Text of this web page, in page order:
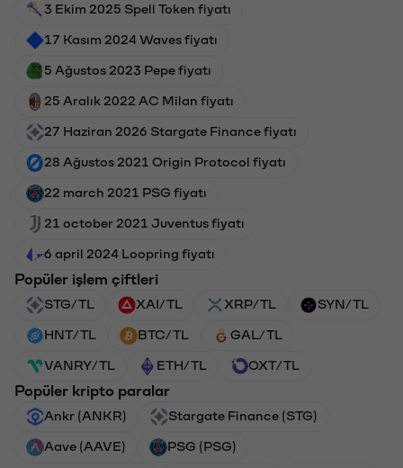
3 Ekim 2025 Spell Token fiyatı
17 Kasım 2024 Waves fiyatı
5 Ağustos 2023 Pepe fiyatı
25 Aralık 2022 AC Milan fiyatı
27 Haziran 2026 Stargate Finance fiyatı
28 Ağustos 2021 Origin Protocol fiyatı
22 march 2021 PSG fiyatı
21 october 2021 Juventus fiyatı
6 april 2024 Loopring fiyatı
Popüler işlem çiftleri
STG/TL XAI/TL XRP/TL SYN/TL
HNT/TL BTC/TL GAL/TL
VANRY/TL ETH/TL OXT/TL
Popüler kripto paralar
Ankr (ANKR) Stargate Finance (STG)
Aave (AAVE) PSG (PSG)